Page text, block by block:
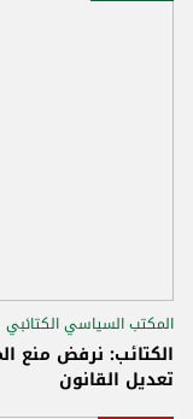
المكتب السياسي الكتائبي
الكتائب: نرفض منع
تعديل القانون